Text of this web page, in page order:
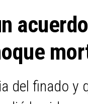
del finado y